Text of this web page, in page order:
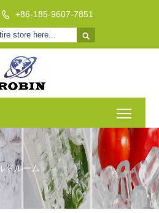
 +86-185-9607-7851

ドルーム